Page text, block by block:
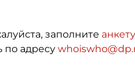
заполните анкету
по адресу